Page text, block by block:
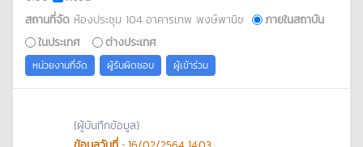
สถานที่จัด ห้องประชุม 104 อาคารเทพ พงษ์พานิช
ภายในสถาบัน
ในประเทศ
ต่างประเทศ
หน่วยงานที่จัด ผู้รับผิดชอบ ผู้เข้าร่วม
(ผู้บันทึกข้อมูล)